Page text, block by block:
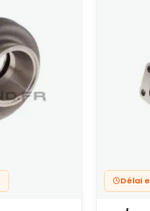
Délai